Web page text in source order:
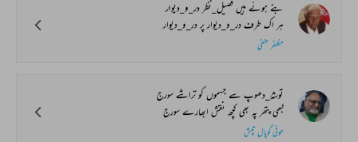
بنے ہوئے ہیں فصیل_نظر در_و_دیوار
ہر اک طرف در_و_دیوار پر در_و_دیوار
مظفر حنفی
توشۂ_دھوپ سے جسموں کو تراشے سورج
کبھی پتھر پہ بھی کچھ نقش ابھارے سورج
مونی گوپال تپش